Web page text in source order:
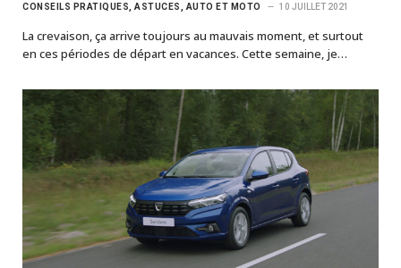
CONSEILS PRATIQUES, ASTUCES, AUTO ET MOTO 10 JUILLET 2021
La crevaison, ça arrive toujours au mauvais moment, et surtout
en ces périodes de départ en vacances. Cette semaine, je…